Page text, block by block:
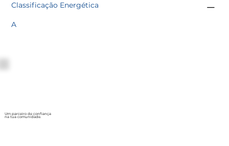
Classificação Energética
A
Um parceiro de confiança
na tua comunidade.